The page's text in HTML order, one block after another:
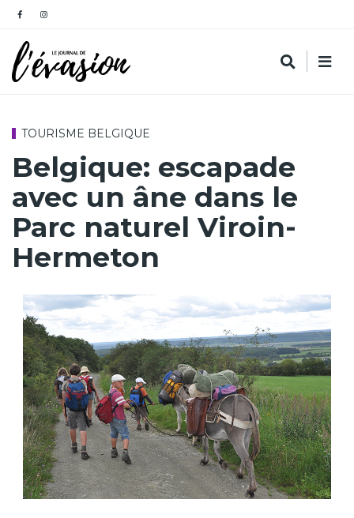
TOURISME BELGIQUE
Belgique: escapade
avec un âne dans le
Parc naturel Viroin-
Hermeton